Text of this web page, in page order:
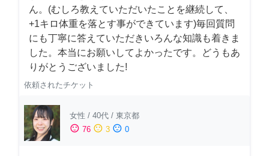
ん。(むしろ教えていただいたことを継続して、
+1キロ体重を落とす事ができています)毎回質問
にも丁寧に答えていただきいろんな知識も着きま
した。本当にお願いしてよかったです。どうもあ
りがとうございました!
依頼されたチケット
女性 / 40代 / 東京都
sentiment_satisfied 76 sentiment_neutral 3 sentiment_dissatisfied 0